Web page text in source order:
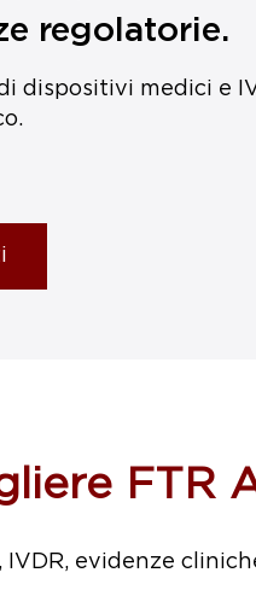
regolatorie.
dispositivi medici e
FTR
IVDR, evidenze